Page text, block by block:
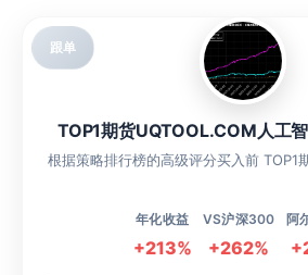
跟单
TOP1期货UQTOOL.COM人工
根据策略排行榜的高级评分买入前 TOP1
年化收益
+213%
VS沪深300
+262%
阿